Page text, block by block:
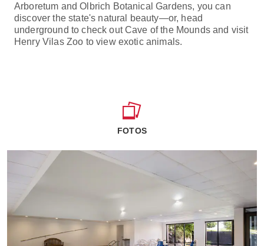
Arboretum and Olbrich Botanical Gardens, you can
discover the state's natural beauty—or, head
underground to check out Cave of the Mounds and visit
Henry Vilas Zoo to view exotic animals.
FOTOS